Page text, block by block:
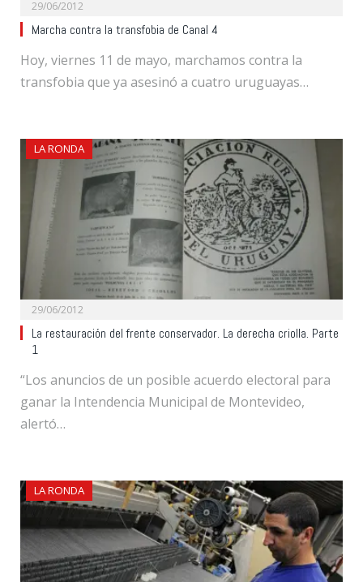
29/06/2012
Marcha contra la transfobia de Canal 4
Hoy, viernes 11 de mayo, marchamos contra la
transfobia que ya asesinó a cuatro uruguayas…
LA RONDA
29/06/2012
La restauración del frente conservador. La derecha criolla. Parte
1
“Los anuncios de un posible acuerdo electoral para
ganar la Intendencia Municipal de Montevideo,
alertó…
LA RONDA